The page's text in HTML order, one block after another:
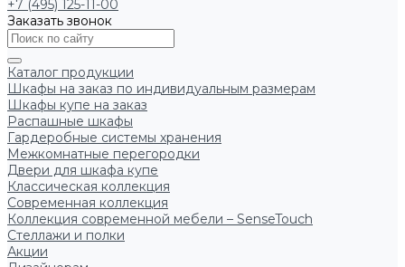
+7 (495) 125-11-00
Заказать звонок
Каталог продукции
Шкафы на заказ по индивидуальным размерам
Шкафы купе на заказ
Распашные шкафы
Гардеробные системы хранения
Межкомнатные перегородки
Двери для шкафа купе
Классическая коллекция
Современная коллекция
Коллекция современной мебели – SenseTouch
Стеллажи и полки
Акции